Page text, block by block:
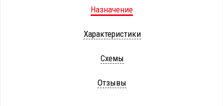
Назначение
Характеристики
Схемы
Отзывы